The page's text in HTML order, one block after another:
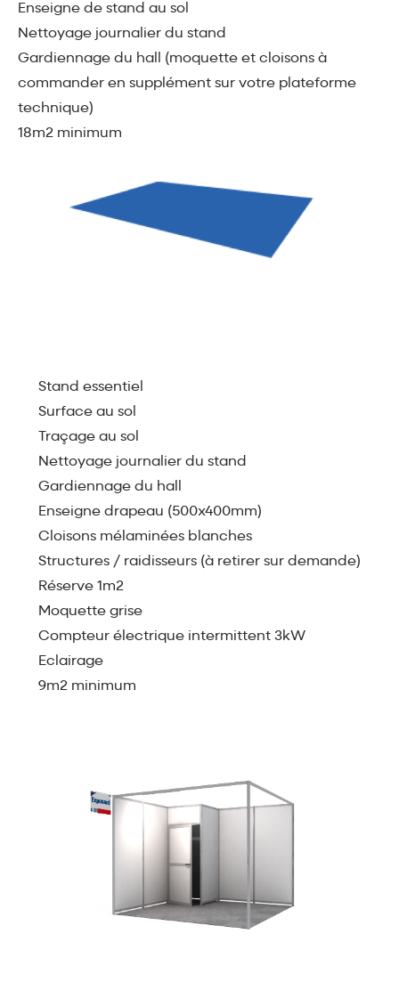
Enseigne de stand au sol
Nettoyage journalier du stand
Gardiennage du hall (moquette et cloisons à
commander en supplément sur votre plateforme
technique)
18m2 minimum
Stand essentiel
Surface au sol
Traçage au sol
Nettoyage journalier du stand
Gardiennage du hall
Enseigne drapeau (500x400mm)
Cloisons mélaminées blanches
Structures / raidisseurs (à retirer sur demande)
Réserve 1m2
Moquette grise
Compteur électrique intermittent 3kW
Eclairage
9m2 minimum